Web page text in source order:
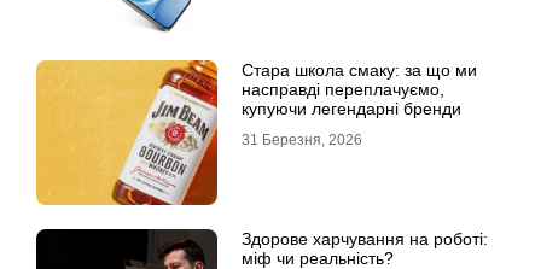
Стара школа смаку: за що ми
насправді переплачуємо,
купуючи легендарні бренди
31 Березня, 2026
Здорове харчування на роботі:
міф чи реальність?